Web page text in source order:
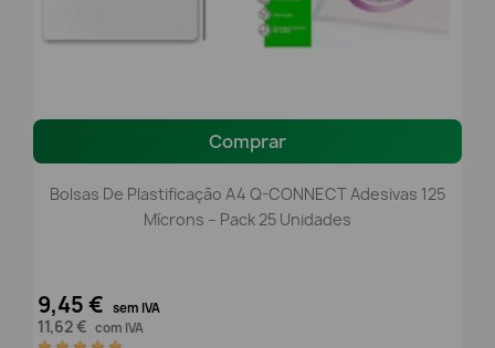
Comprar
Bolsas De Plastificação A4 Q-CONNECT Adesivas 125
Mícrons – Pack 25 Unidades
9,45 € sem IVA
11,62 € com IVA